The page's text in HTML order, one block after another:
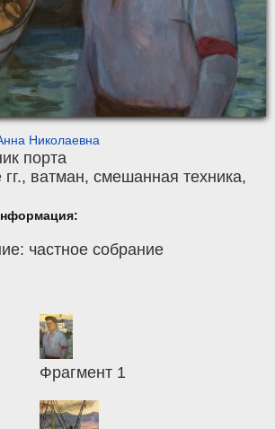
Николаевна
порта
ватман, смешанная техника,
частное собрание
Фрагмент 1